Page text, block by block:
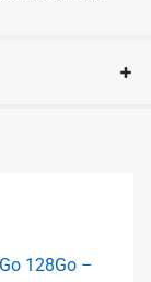
128Go –